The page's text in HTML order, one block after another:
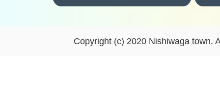
Copyright (c) 2020 Nishiwaga town.